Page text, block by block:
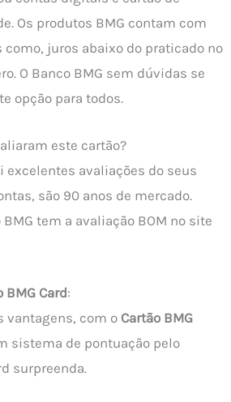
Os produtos BMG contam com
juros abaixo do praticado no
O Banco BMG sem dúvidas se
opção para todos.
este cartão?
excelentes avaliações do seus
são 90 anos de mercado.
tem a avaliação BOM no site
BMG Card:
vantagens, com o Cartão BMG
sistema de pontuação pelo
surpreenda.